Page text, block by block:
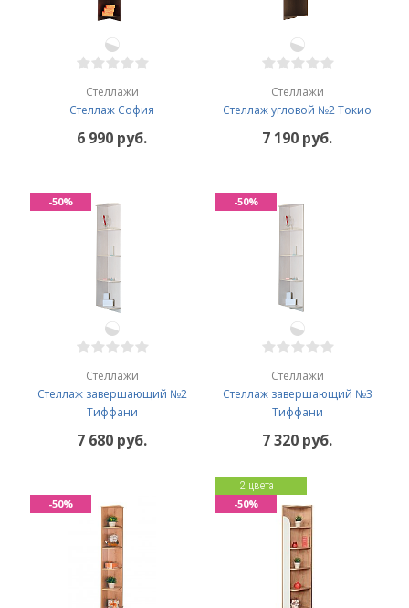
Стеллажи
Стеллаж София
6 990 руб.
Стеллажи
Стеллаж угловой №2 Токио
7 190 руб.
Стеллажи
Стеллаж завершающий №2
Тиффани
7 680 руб.
-50%
Стеллажи
Стеллаж завершающий №3
Тиффани
7 320 руб.
-50%
-50%
2 цвета
-50%